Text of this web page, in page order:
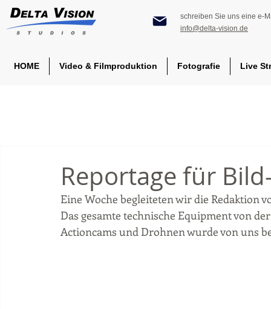
schreiben Sie uns eine e-
info@delta-vision.de
HOME Video & Filmproduktion Fotografie Live
Reportage für
Eine Woche begleiteten wir die Redaktion
Das gesamte technische Equipment von
Actioncams und Drohnen wurde von uns